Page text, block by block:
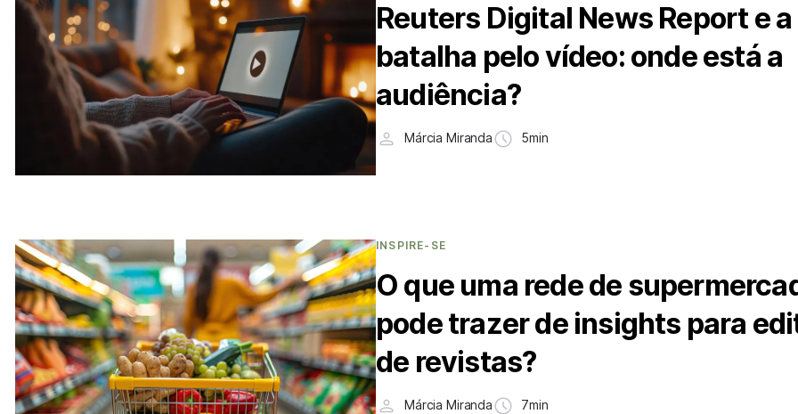
Reuters Digital News Report e a
batalha pelo vídeo: onde está a
audiência?
Márcia Miranda 5min
INSPIRE-SE
O que uma rede de
pode trazer de insights para
de revistas?
Márcia Miranda 7min